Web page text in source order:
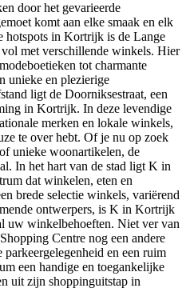
door het gevarieerde
komt aan elke smaak en elk
hotspots in Kortrijk is de Lange
vol met verschillende winkels. Hier
tot charmante
unieke en plezierige
ligt de Doorniksestraat, een
in Kortrijk. In deze levendige
merken en lokale winkels,
te over hebt. Of je nu op zoek
unieke woonartikelen, de
In het hart van de stad ligt K in
dat winkelen, eten en
brede selectie winkels, variërend
ontwerpers, is K in Kortrijk
uw winkelbehoeften. Niet ver van
Centre nog een andere
en een ruim
een handige en toegankelijke
uit zijn shoppinguitstap in